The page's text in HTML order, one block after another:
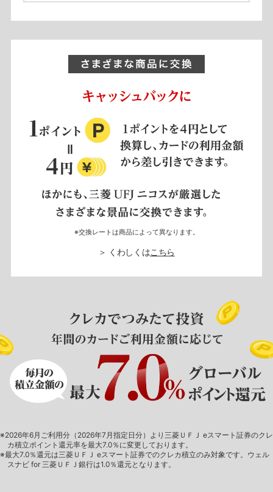
※交換レートは商品によって異なります。
＞ くわしくはこちら
※2026年6月ご利用分（2026年7月指定日分）より三菱ＵＦＪ eスマート証券のクレ
カ積立ポイント還元率を最大7.0％に変更しております。
※最大7.0％還元は三菱ＵＦＪ eスマート証券でのクレカ積立のみ対象です。ウェル
スナビ for 三菱ＵＦＪ銀行は1.0％還元となります。